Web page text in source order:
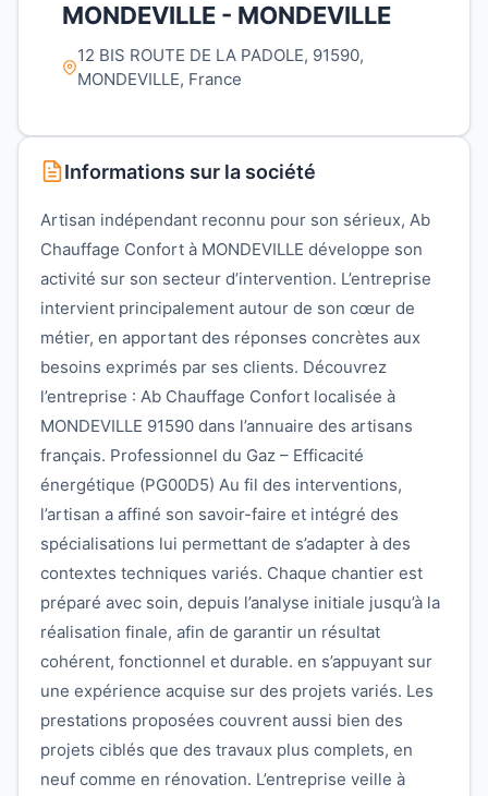
MONDEVILLE - MONDEVILLE
12 BIS ROUTE DE LA PADOLE, 91590,
MONDEVILLE, France
Informations sur la société
Artisan indépendant reconnu pour son sérieux, Ab
Chauffage Confort à MONDEVILLE développe son
activité sur son secteur d’intervention. L’entreprise
intervient principalement autour de son cœur de
métier, en apportant des réponses concrètes aux
besoins exprimés par ses clients. Découvrez
l’entreprise : Ab Chauffage Confort localisée à
MONDEVILLE 91590 dans l’annuaire des artisans
français. Professionnel du Gaz – Efficacité
énergétique (PG00D5) Au fil des interventions,
l’artisan a affiné son savoir-faire et intégré des
spécialisations lui permettant de s’adapter à des
contextes techniques variés. Chaque chantier est
préparé avec soin, depuis l’analyse initiale jusqu’à la
réalisation finale, afin de garantir un résultat
cohérent, fonctionnel et durable. en s’appuyant sur
une expérience acquise sur des projets variés. Les
prestations proposées couvrent aussi bien des
projets ciblés que des travaux plus complets, en
neuf comme en rénovation. L’entreprise veille à